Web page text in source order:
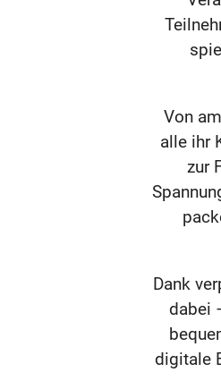
Von
alle ihr
zur
Dank
dabei
digitale